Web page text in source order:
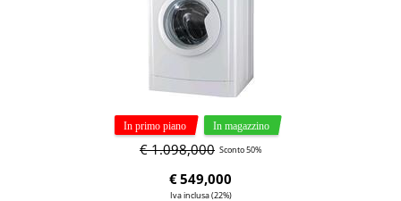
€ 1.098,000 Sconto 50%
€549,000
Iva inclusa (22%)